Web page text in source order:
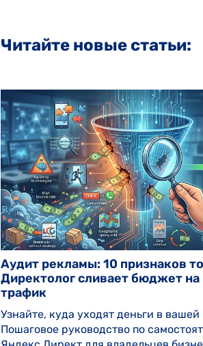
Читайте новые статьи:
Аудит рекламы: 10 признаков
Директолог сливает бюджет
трафик
Узнайте, куда уходят деньги в вашей
Пошаговое руководство по